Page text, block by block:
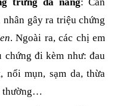
gây ra triệu chứng
. Ngoài ra, các chị em
chứng đi kèm như: đau
nổi mụn, sạm da, thừa
thường…